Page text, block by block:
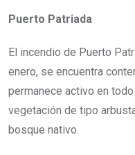
Puerto Patriada
El incendio de Puerto
enero, se encuentra
permanece activo en
vegetación de tipo
bosque nativo.